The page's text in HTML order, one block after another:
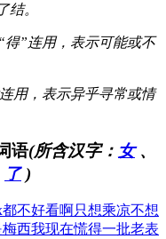
结。
得”连用，表示可能或不
用，表示异乎寻常或情
语(所含汉字： 女、
了)
不好看啊只想乘凉不想
西我现在慌得一批老表